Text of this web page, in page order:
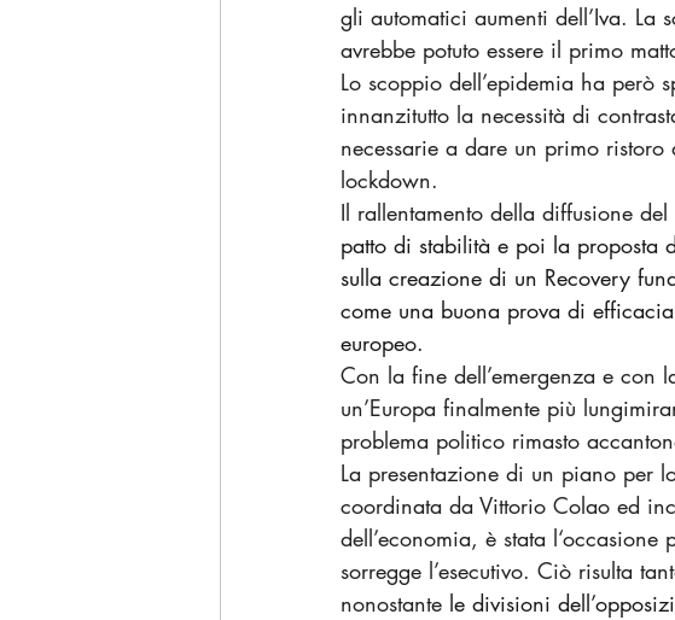
gli automatici aumenti dell’Iva. La
avrebbe potuto essere il primo
Lo scoppio dell’epidemia ha però
innanzitutto la necessità di
necessarie a dare un primo
lockdown.
Il rallentamento della diffusione del
patto di stabilità e poi la proposta
sulla creazione di un Recovery
come una buona prova di
europeo.
Con la fine dell’emergenza e con
un’Europa finalmente più
problema politico rimasto
La presentazione di un piano per
coordinata da Vittorio Colao ed
dell’economia, è stata
sorregge l’esecutivo. Ciò risulta
nonostante le divisioni